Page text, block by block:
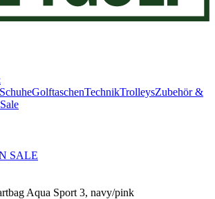
SchuheGolftaschenTechnikTrolleysZubehör &
Sale
SALE
Aqua Sport 3, navy/pink